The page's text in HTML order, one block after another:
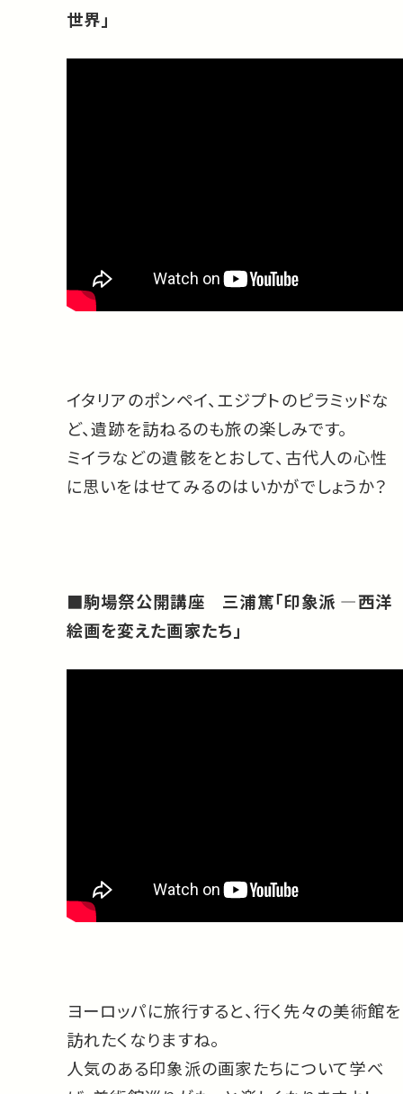
世界」
イタリアのポンペイ、エジプトのピラミッドな
ど、遺跡を訪ねるのも旅の楽しみです。
ミイラなどの遺骸をとおして、古代人の心性
に思いをはせてみるのはいかがでしょうか？
■駒場祭公開講座 三浦篤「印象派 ―西洋
絵画を変えた画家たち」
ヨーロッパに旅行すると、行く先々の美術館を
訪れたくなりますね。
人気のある印象派の画家たちについて学べ